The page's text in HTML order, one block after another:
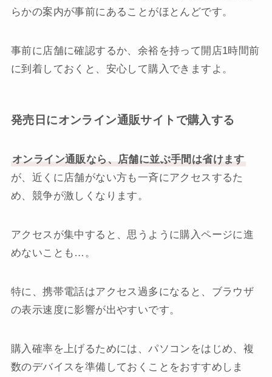
らかの案内が事前にあることがほとんどです。
事前に店舗に確認するか、余裕を持って開店1時間前
に到着しておくと、安心して購入できますよ。
発売日にオンライン通販サイトで購入する
オンライン通販なら、店舗に並ぶ手間は省けます
が、近くに店舗がない方も一斉にアクセスするた
め、競争が激しくなります。
アクセスが集中すると、思うように購入ページに進
めないことも…。
特に、携帯電話はアクセス過多になると、ブラウザ
の表示速度に影響が出やすいです。
購入確率を上げるためには、パソコンをはじめ、複
数のデバイスを準備しておくことをおすすめしま